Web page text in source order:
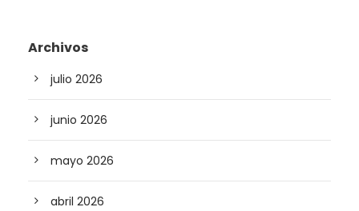
Archivos
julio 2026
junio 2026
mayo 2026
abril 2026